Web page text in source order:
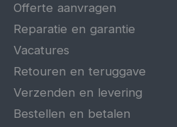
Offerte aanvragen
Reparatie en garantie
Vacatures
Retouren en teruggave
Verzenden en levering
Bestellen en betalen